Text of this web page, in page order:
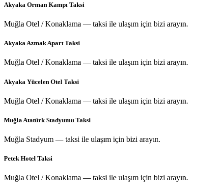
Akyaka Orman Kampı Taksi
Muğla Otel / Konaklama — taksi ile ulaşım için bizi arayın.
Akyaka Azmak Apart Taksi
Muğla Otel / Konaklama — taksi ile ulaşım için bizi arayın.
Akyaka Yücelen Otel Taksi
Muğla Otel / Konaklama — taksi ile ulaşım için bizi arayın.
Muğla Atatürk Stadyumu Taksi
Muğla Stadyum — taksi ile ulaşım için bizi arayın.
Petek Hotel Taksi
Muğla Otel / Konaklama — taksi ile ulaşım için bizi arayın.